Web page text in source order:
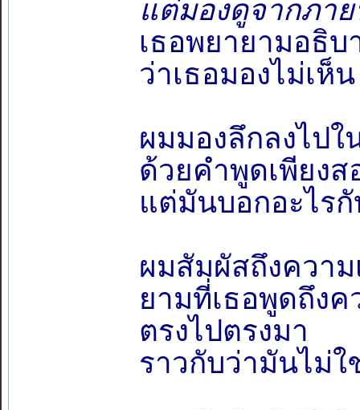
แต่มองดูจากภา
เธอพยายามอธิ
ว่าเธอมองไม่เห็น
ผมมองลึกลงไป
ด้วยคำพูดเพียงส
แต่มันบอกอะไร
ผมสัมผัสถึงความ
ยามที่เธอพูดถึงค
ตรงไปตรงมา
ราวกับว่ามันไม่ใ